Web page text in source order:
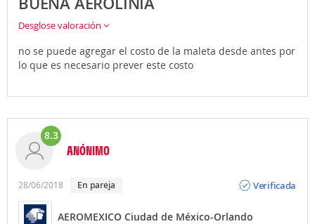
Desglose valoración
no se puede agregar el costo de la maleta desde antes por
lo que es necesario prever este costo
8.3
ANÓNIMO
28/06/2018 en pareja
Verificada
AEROMEXICO Ciudad de México-Orlando